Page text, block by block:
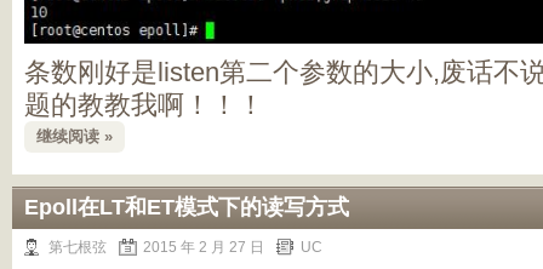
条数刚好是listen第二个参数的大小,废话不
题的教教我啊！！！
继续阅读 »
Epoll在LT和ET模式下的读写方式
第七根弦 2015 年 2 月 27 日 UC